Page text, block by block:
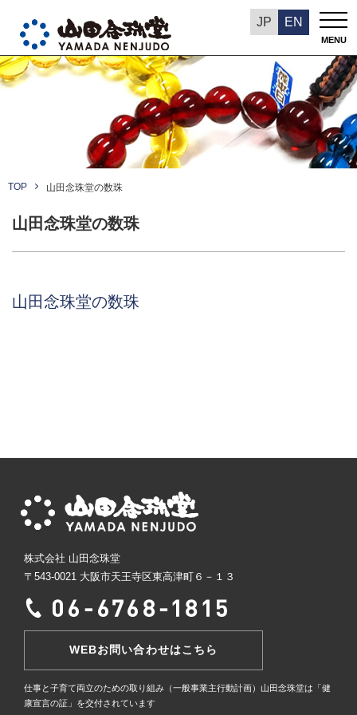
JP EN
MENU
あさん堂
サステナビリティ
環境への取り組み
DXへの取り組み
採用情報
TOP 山田念珠堂の数珠
山田念珠堂の数珠
山田念珠堂の数珠
株式会社 山田念珠堂
〒543-0021 大阪市天王寺区東高津町６－１３
WEBお問い合わせはこちら
仕事と子育て両立のための取り組み（一般事業主行動計画） 山田念珠堂は「健
康宣言の証」を交付されています